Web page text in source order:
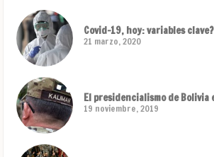
Covid-19, hoy: variables clave?
21 marzo, 2020
El presidencialismo de Bolivia
19 noviembre, 2019